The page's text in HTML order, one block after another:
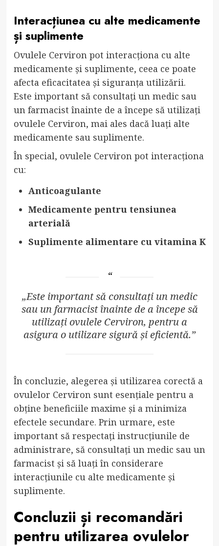
Interacțiunea cu alte medicamente
și suplimente
Ovulele Cerviron pot interacționa cu alte
medicamente și suplimente, ceea ce poate
afecta eficacitatea și siguranța utilizării.
Este important să consultați un medic sau
un farmacist înainte de a începe să utilizați
ovulele Cerviron, mai ales dacă luați alte
medicamente sau suplimente.
În special, ovulele Cerviron pot interacționa
cu:
Anticoagulante
Medicamente pentru tensiunea
arterială
Suplimente alimentare cu vitamina K
„Este important să consultați un medic
sau un farmacist înainte de a începe să
utilizați ovulele Cerviron, pentru a
asigura o utilizare sigură și eficientă.”
În concluzie, alegerea și utilizarea corectă a
ovulelor Cerviron sunt esențiale pentru a
obține beneficiile maxime și a minimiza
efectele secundare. Prin urmare, este
important să respectați instrucțiunile de
administrare, să consultați un medic sau un
farmacist și să luați în considerare
interacțiunile cu alte medicamente și
suplimente.
Concluzii și recomandări
pentru utilizarea ovulelor